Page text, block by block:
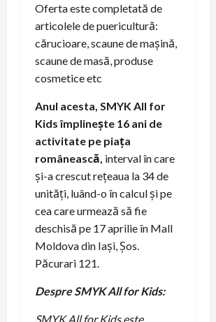
Oferta este completată de
articolele de puericultură:
cărucioare, scaune de mașină,
scaune de masă, produse
cosmetice etc
Anul acesta, SMYK All for
Kids împlinește 16 ani de
activitate pe piața
românească, interval în care
și-a crescut rețeaua la 34 de
unități, luând-o în calcul și pe
cea care urmează să fie
deschisă pe 17 aprilie în Mall
Moldova din Iași, Șos.
Păcurari 121.
Despre SMYK All for Kids:
SMYK All for Kids este